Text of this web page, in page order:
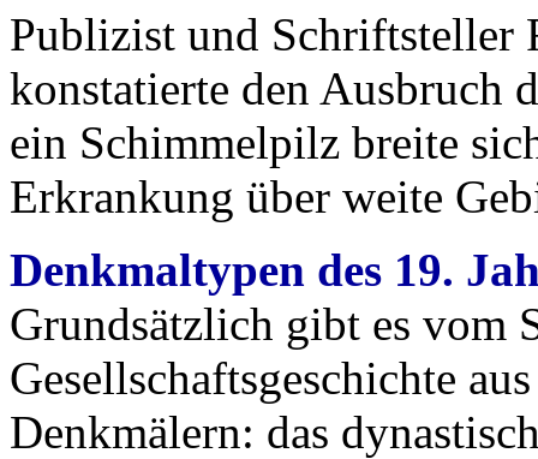
Publizist und Schriftsteller
konstatierte den Ausbruch
ein Schimmelpilz breite
Erkrankung über weite
Denkmaltypen des 19.
Grundsätzlich gibt es vom
Gesellschaftsgeschichte
Denkmälern: das